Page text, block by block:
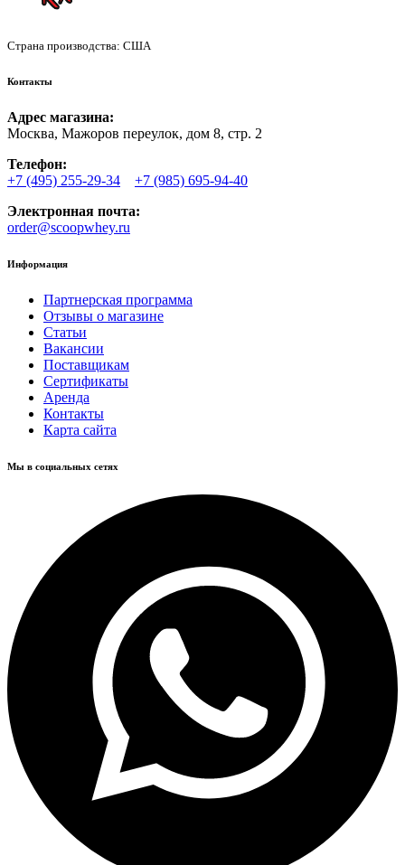
Страна производства: США
Контакты
Адрес магазина:
Москва, Мажоров переулок, дом 8, стр. 2
Телефон:
+7 (495) 255-29-34
+7 (985) 695-94-40
Электронная почта:
order@scoopwhey.ru
Информация
Партнерская программа
Отзывы о магазине
Статьи
Вакансии
Поставщикам
Сертификаты
Аренда
Контакты
Карта сайта
Мы в социальных сетях